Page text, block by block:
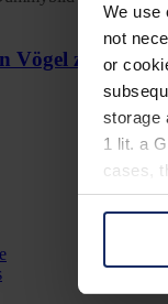
We use
not
or
storage
1 lit. a
cases,
You
Vögel zu